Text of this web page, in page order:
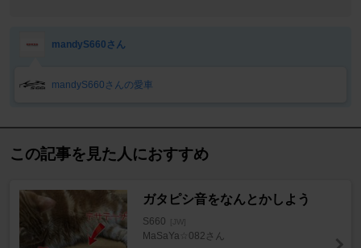
mandyS660さん
mandyS660さんの愛車
この記事を見た人におすすめ
ガタピシ音をなんとかしよう
S660 [JW]
MaSaYa☆082さん